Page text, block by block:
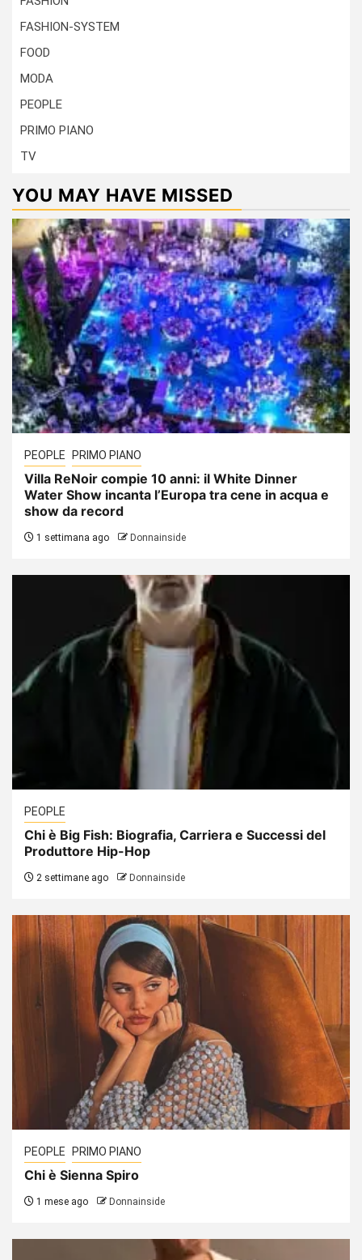
FASHION-SYSTEM
FOOD
MODA
PEOPLE
PRIMO PIANO
TV
YOU MAY HAVE MISSED
PEOPLE PRIMO PIANO
Villa ReNoir compie 10 anni: il White Dinner
Water Show incanta l’Europa tra cene in acqua e
show da record
1 settimana ago Donnainside
PEOPLE
Chi è Big Fish: Biografia, Carriera e Successi del
Produttore Hip-Hop
2 settimane ago Donnainside
PEOPLE PRIMO PIANO
Chi è Sienna Spiro
1 mese ago Donnainside